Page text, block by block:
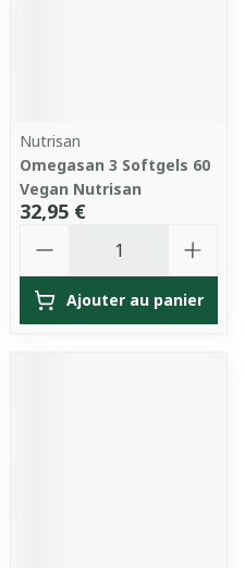
Nutrisan
Omegasan 3 Softgels 60
Vegan Nutrisan
32,95 €
Ajouter au panier